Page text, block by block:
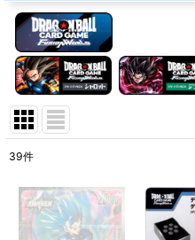
在庫あり
39件